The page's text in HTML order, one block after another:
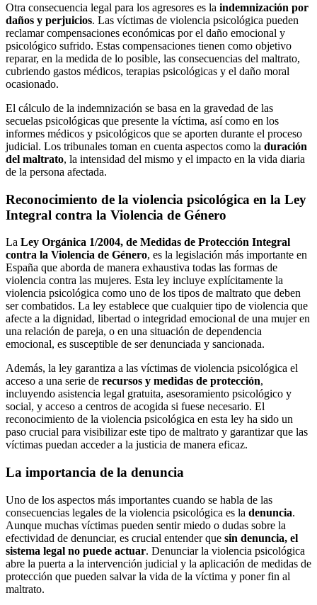
Otra consecuencia legal para los agresores es la indemnización por
daños y perjuicios. Las víctimas de violencia psicológica pueden
reclamar compensaciones económicas por el daño emocional y
psicológico sufrido. Estas compensaciones tienen como objetivo
reparar, en la medida de lo posible, las consecuencias del maltrato,
cubriendo gastos médicos, terapias psicológicas y el daño moral
ocasionado.
El cálculo de la indemnización se basa en la gravedad de las
secuelas psicológicas que presente la víctima, así como en los
informes médicos y psicológicos que se aporten durante el proceso
judicial. Los tribunales toman en cuenta aspectos como la duración
del maltrato, la intensidad del mismo y el impacto en la vida diaria
de la persona afectada.
Reconocimiento de la violencia psicológica en la Ley
Integral contra la Violencia de Género
La Ley Orgánica 1/2004, de Medidas de Protección Integral
contra la Violencia de Género, es la legislación más importante en
España que aborda de manera exhaustiva todas las formas de
violencia contra las mujeres. Esta ley incluye explícitamente la
violencia psicológica como uno de los tipos de maltrato que deben
ser combatidos. La ley establece que cualquier tipo de violencia que
afecte a la dignidad, libertad o integridad emocional de una mujer en
una relación de pareja, o en una situación de dependencia
emocional, es susceptible de ser denunciada y sancionada.
Además, la ley garantiza a las víctimas de violencia psicológica el
acceso a una serie de recursos y medidas de protección,
incluyendo asistencia legal gratuita, asesoramiento psicológico y
social, y acceso a centros de acogida si fuese necesario. El
reconocimiento de la violencia psicológica en esta ley ha sido un
paso crucial para visibilizar este tipo de maltrato y garantizar que las
víctimas puedan acceder a la justicia de manera eficaz.
La importancia de la denuncia
Uno de los aspectos más importantes cuando se habla de las
consecuencias legales de la violencia psicológica es la denuncia.
Aunque muchas víctimas pueden sentir miedo o dudas sobre la
efectividad de denunciar, es crucial entender que sin denuncia, el
sistema legal no puede actuar. Denunciar la violencia psicológica
abre la puerta a la intervención judicial y la aplicación de medidas de
protección que pueden salvar la vida de la víctima y poner fin al
maltrato.